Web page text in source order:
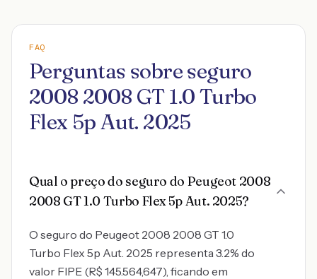
FAQ
Perguntas sobre seguro
2008 2008 GT 1.0 Turbo
Flex 5p Aut. 2025
Qual o preço do seguro do Peugeot 2008
2008 GT 1.0 Turbo Flex 5p Aut. 2025?
O seguro do Peugeot 2008 2008 GT 1.0
Turbo Flex 5p Aut. 2025 representa 3.2% do
valor FIPE (R$ 145.564,647), ficando em